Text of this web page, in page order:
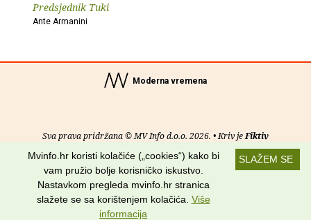
Predsjednik Tuki
Ante Armanini
Moderna vremena
Sva prava pridržana © MV Info d.o.o. 2026. • Kriv jeFiktiv
Uvjeti korištenja RSS kanali
Potraži nas na:
SLAŽEM SE
Mvinfo.hr koristi kolačiće („cookies“) kako bi
vam pružio bolje korisničko iskustvo.
Nastavkom pregleda mvinfo.hr stranica
slažete se sa korištenjem kolačića. Više
informacija